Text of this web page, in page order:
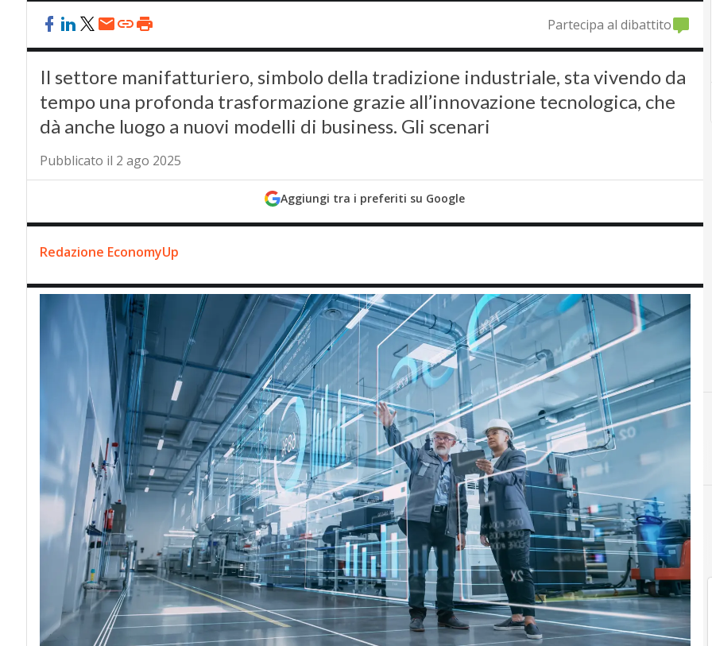
Partecipa al dibattito
Il settore manifatturiero, simbolo della tradizione industriale, sta vivendo da
tempo una profonda trasformazione grazie all’innovazione tecnologica, che
dà anche luogo a nuovi modelli di business. Gli scenari
Pubblicato il 2 ago 2025
Aggiungi tra i preferiti su Google
Redazione EconomyUp